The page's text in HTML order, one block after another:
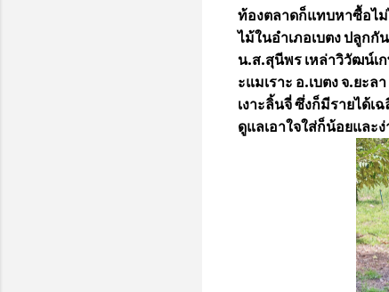
ท้องตลาดก็แทบหาซื้อไม่
ไม้ในอำเภอเบตง ปลูก
น.ส.สุนีพร เหล่าวิวัฒน์เ
ะแมเราะ อ.เบตง จ.ยะ
เงาะลิ้นจี่ ซึ่งก็มีรายได้
ดูแลเอาใจใส่ก็น้อยและ